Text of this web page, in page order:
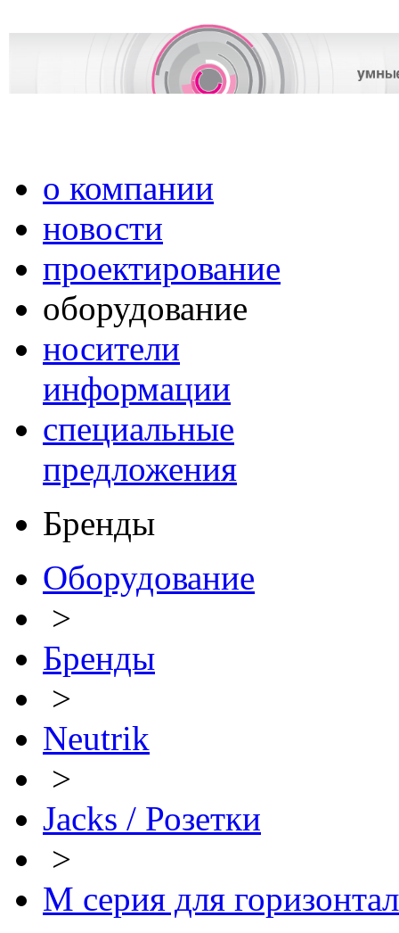
о компании
новости
проектирование
оборудование
носители
информации
специальные
предложения
Бренды
Оборудование
>
Бренды
>
Neutrik
>
Jacks / Розетки
>
M серия для